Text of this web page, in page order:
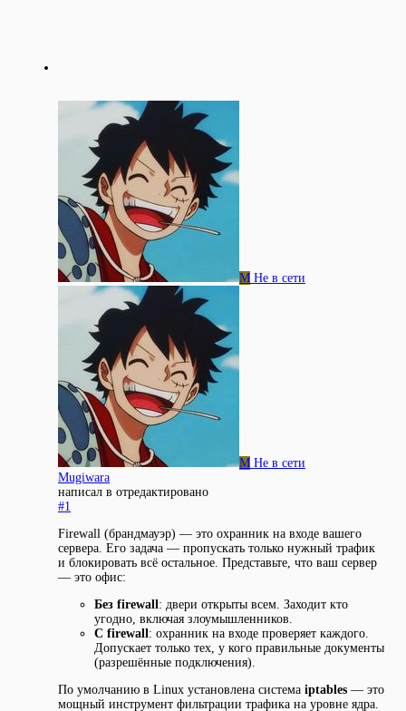
M Не в сети
M Не в сети
Mugiwara
написал в отредактировано
#1
Firewall (брандмауэр) — это охранник на входе вашего
сервера. Его задача — пропускать только нужный трафик
и блокировать всё остальное. Представьте, что ваш сервер
— это офис:
Без firewall : двери открыты всем. Заходит кто
угодно, включая злоумышленников.
С firewall : охранник на входе проверяет каждого.
Допускает только тех, у кого правильные документы
(разрешённые подключения).
По умолчанию в Linux установлена система iptables — это
мощный инструмент фильтрации трафика на уровне ядра.